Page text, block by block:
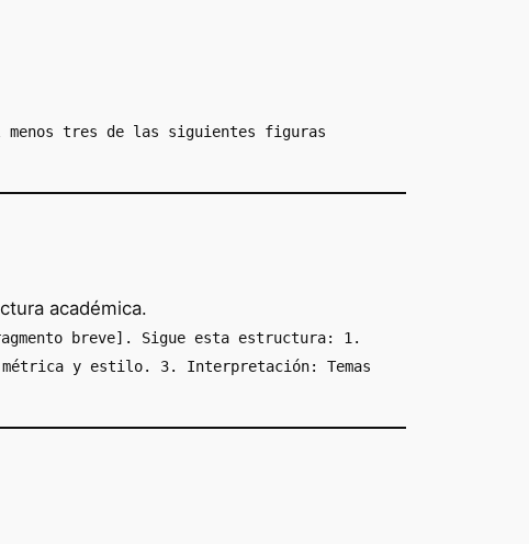
menos tres de las siguientes figuras
académica.
breve]. Sigue esta estructura: 1.
y estilo. 3. Interpretación: Temas